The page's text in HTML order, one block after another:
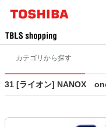
カテゴリから探す
31 [ライオン] NANOX